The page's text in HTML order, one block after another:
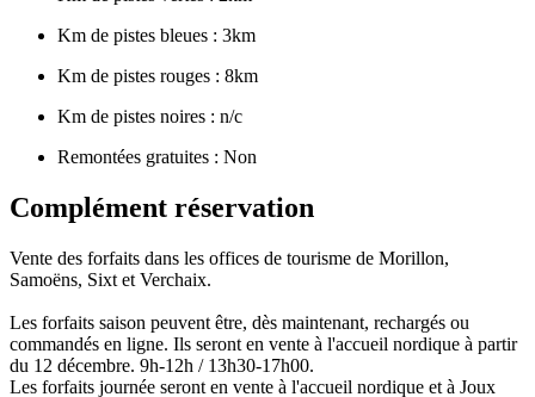
Km de pistes bleues : 3km
Km de pistes rouges : 8km
Km de pistes noires : n/c
Remontées gratuites : Non
Complément réservation
Vente des forfaits dans les offices de tourisme de Morillon,
Samoëns, Sixt et Verchaix.
Les forfaits saison peuvent être, dès maintenant, rechargés ou
commandés en ligne. Ils seront en vente à l'accueil nordique à partir
du 12 décembre. 9h-12h / 13h30-17h00.
Les forfaits journée seront en vente à l'accueil nordique et à Joux